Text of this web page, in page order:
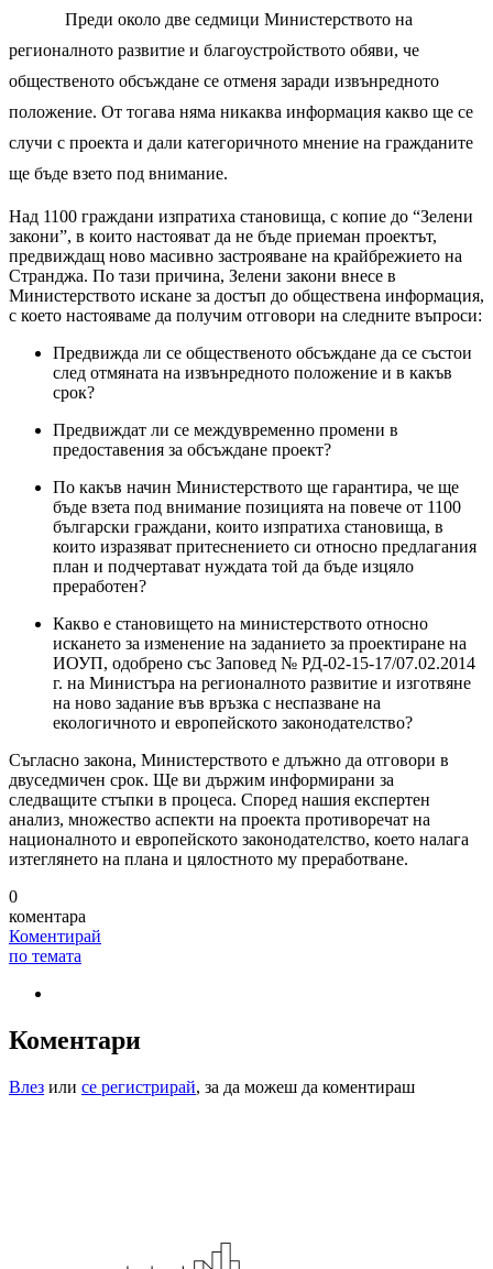
Преди около две седмици Министерството на
регионалното развитие и благоустройството обяви, че
общественото обсъждане се отменя заради извънредното
положение. От тогава няма никаква информация какво ще се
случи с проекта и дали категоричното мнение на гражданите
ще бъде взето под внимание.
Над 1100 граждани изпратиха становища, с копие до “Зелени
закони”, в които настояват да не бъде приеман проектът,
предвиждащ ново масивно застрояване на крайбрежието на
Странджа. По тази причина, Зелени закони внесе в
Министерството искане за достъп до обществена информация,
с което настояваме да получим отговори на следните въпроси:
Предвижда ли се общественото обсъждане да се състои
след отмяната на извънредното положение и в какъв
срок?
Предвиждат ли се междувременно промени в
предоставения за обсъждане проект?
По какъв начин Министерството ще гарантира, че ще
бъде взета под внимание позицията на повече от 1100
български граждани, които изпратиха становища, в
които изразяват притеснението си относно предлагания
план и подчертават нуждата той да бъде изцяло
преработен?
Какво е становището на министерството относно
искането за изменение на заданието за проектиране на
ИОУП, одобрено със Заповед № РД-02-15-17/07.02.2014
г. на Министъра на регионалното развитие и изготвяне
на ново задание във връзка с неспазване на
екологичното и европейското законодателство?
Съгласно закона, Министерството е длъжно да отговори в
двуседмичен срок. Ще ви държим информирани за
следващите стъпки в процеса. Според нашия експертен
анализ, множество аспекти на проекта противоречат на
националното и европейското законодателство, което налага
изтеглянето на плана и цялостното му преработване.
0
коментара
Коментирай
по темата
Коментари
Влез или се регистрирай, за да можеш да коментираш